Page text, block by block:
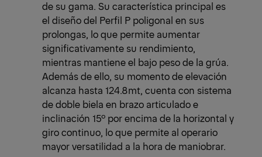
de su gama. Su característica principal es
el diseño del Perfil P poligonal en sus
prolongas, lo que permite aumentar
significativamente su rendimiento,
mientras mantiene el bajo peso de la grúa.
Además de ello, su momento de elevación
alcanza hasta 124.8mt, cuenta con sistema
de doble biela en brazo articulado e
inclinación 15º por encima de la horizontal y
giro continuo, lo que permite al operario
mayor versatilidad a la hora de maniobrar.